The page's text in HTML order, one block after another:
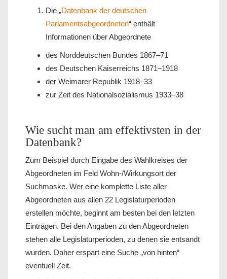
Die „Datenbank der deutschen
Parlamentsabgeordneten“ enthält
Informationen über Abgeordnete
des Norddeutschen Bundes 1867–71
des Deutschen Kaiserreichs 1871–1918
der Weimarer Republik 1918–33
zur Zeit des Nationalsozialismus 1933–38
Wie sucht man am effektivsten in der
Datenbank?
Zum Beispiel durch Eingabe des Wahlkreises der
Abgeordneten im Feld Wohn-/Wirkungsort der
Suchmaske. Wer eine komplette Liste aller
Abgeordneten aus allen 22 Legislaturperioden
erstellen möchte, beginnt am besten bei den letzten
Einträgen. Bei den Angaben zu den Abgeordneten
stehen alle Legislaturperioden, zu denen sie entsandt
wurden. Daher erspart eine Suche „von hinten“
eventuell Zeit.